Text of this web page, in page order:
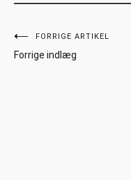
FORRIGE ARTIKEL
Forrige indlæg